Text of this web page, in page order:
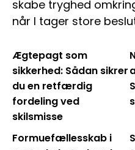
skabe tryghed
når I tager store
Ægtepagt som
sikkerhed: Sådan sikrer
du en retfærdig
fordeling ved
skilsmisse
Formuefællesskab i